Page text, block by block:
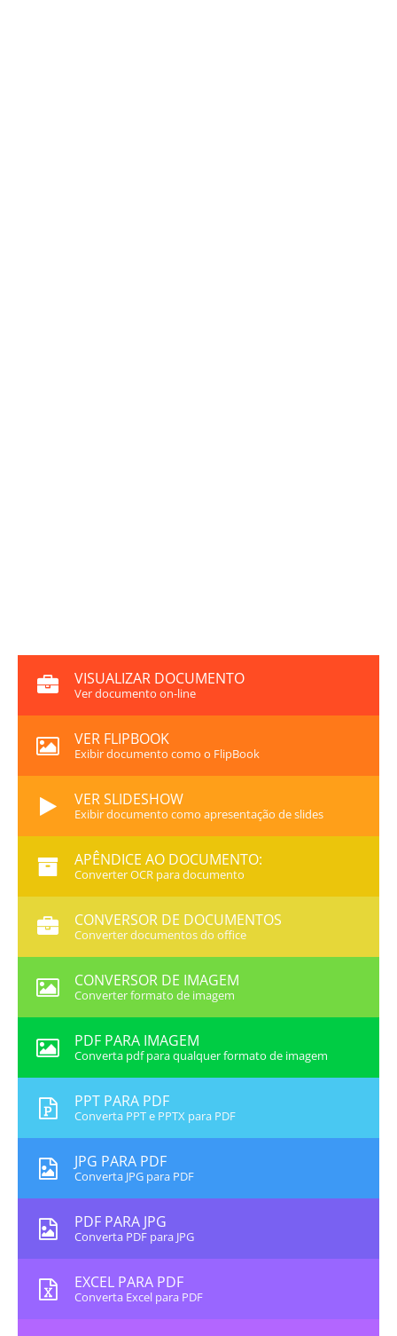
VISUALIZAR DOCUMENTO
Ver documento on-line
VER FLIPBOOK
Exibir documento como o FlipBook
VER SLIDESHOW
Exibir documento como apresentação de slides
APÊNDICE AO DOCUMENTO:
Converter OCR para documento
CONVERSOR DE DOCUMENTOS
Converter documentos do office
CONVERSOR DE IMAGEM
Converter formato de imagem
PDF PARA IMAGEM
Converta pdf para qualquer formato de imagem
PPT PARA PDF
Converta PPT e PPTX para PDF
JPG PARA PDF
Converta JPG para PDF
PDF PARA JPG
Converta PDF para JPG
EXCEL PARA PDF
Converta Excel para PDF